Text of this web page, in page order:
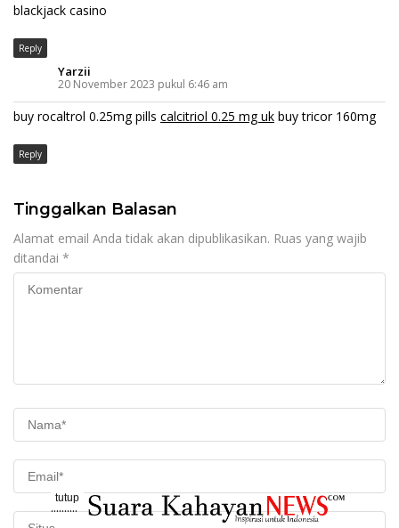
blackjack casino
Reply
Yarzii
20 November 2023 pukul 6:46 am
buy rocaltrol 0.25mg pills calcitriol 0.25 mg uk buy tricor 160mg
Reply
Tinggalkan Balasan
Alamat email Anda tidak akan dipublikasikan. Ruas yang wajib
ditandai *
tutup
..........